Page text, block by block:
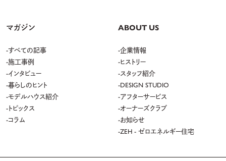
マガジン
すべての記事
施工事例
インタビュー
暮らしのヒント
モデルハウス紹介
トピックス
コラム
ABOUT US
企業情報
ヒストリー
スタッフ紹介
DESIGN STUDIO
アフターサービス
オーナーズクラブ
お知らせ
ZEH - ゼロエネルギー住宅